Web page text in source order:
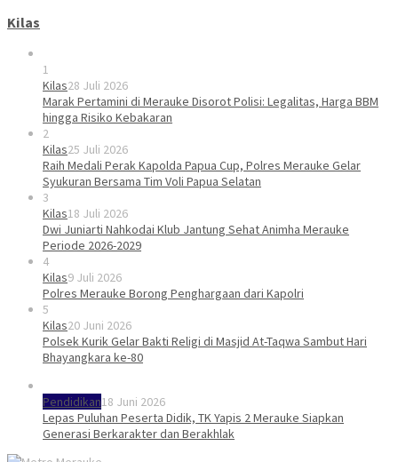
Kilas
1
Kilas28 Juli 2026
Marak Pertamini di Merauke Disorot Polisi: Legalitas, Harga BBM
hingga Risiko Kebakaran
2
Kilas25 Juli 2026
Raih Medali Perak Kapolda Papua Cup, Polres Merauke Gelar
Syukuran Bersama Tim Voli Papua Selatan
3
Kilas18 Juli 2026
Dwi Juniarti Nahkodai Klub Jantung Sehat Animha Merauke
Periode 2026-2029
4
Kilas9 Juli 2026
Polres Merauke Borong Penghargaan dari Kapolri
5
Kilas20 Juni 2026
Polsek Kurik Gelar Bakti Religi di Masjid At-Taqwa Sambut Hari
Bhayangkara ke-80
Pendidikan18 Juni 2026
Lepas Puluhan Peserta Didik, TK Yapis 2 Merauke Siapkan
Generasi Berkarakter dan Berakhlak